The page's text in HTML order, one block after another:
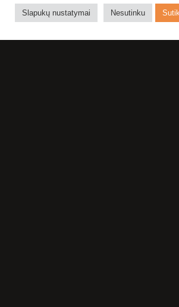
Spektaklyje galima išvysti trijų kartų
Slapukų nustatymai Nesutinku